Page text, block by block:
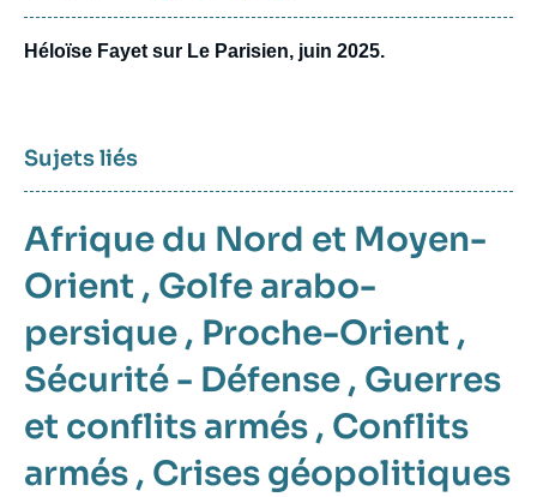
Héloïse Fayet sur Le Parisien, juin 2025.
Sujets liés
Afrique du Nord et Moyen-
Orient , Golfe arabo-
persique , Proche-Orient ,
Sécurité - Défense , Guerres
et conflits armés , Conflits
armés , Crises géopolitiques